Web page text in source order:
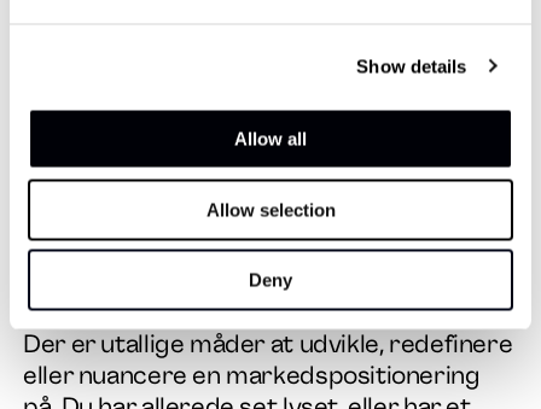
Show details
Allow all
Allow selection
Deny
er, at du har fundet et par ting, der
og deres behov. Noget du kan levere på,
måske endda bedre og mere markant end
alternativer til det kunderne søger.
Hvordan måler og sporer vi vores
Der er utallige måder at udvikle, redefinere
eller nuancere en markedspositionering